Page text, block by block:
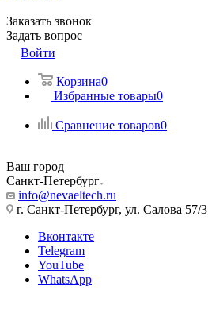
Заказать звонок
Задать вопрос
Войти
Корзина0
Избранные товары0
Сравнение товаров0
Ваш город
Санкт-Петербург
info@nevaeltech.ru
г. Санкт-Петербург, ул. Салова 57/3
Вконтакте
Telegram
YouTube
WhatsApp